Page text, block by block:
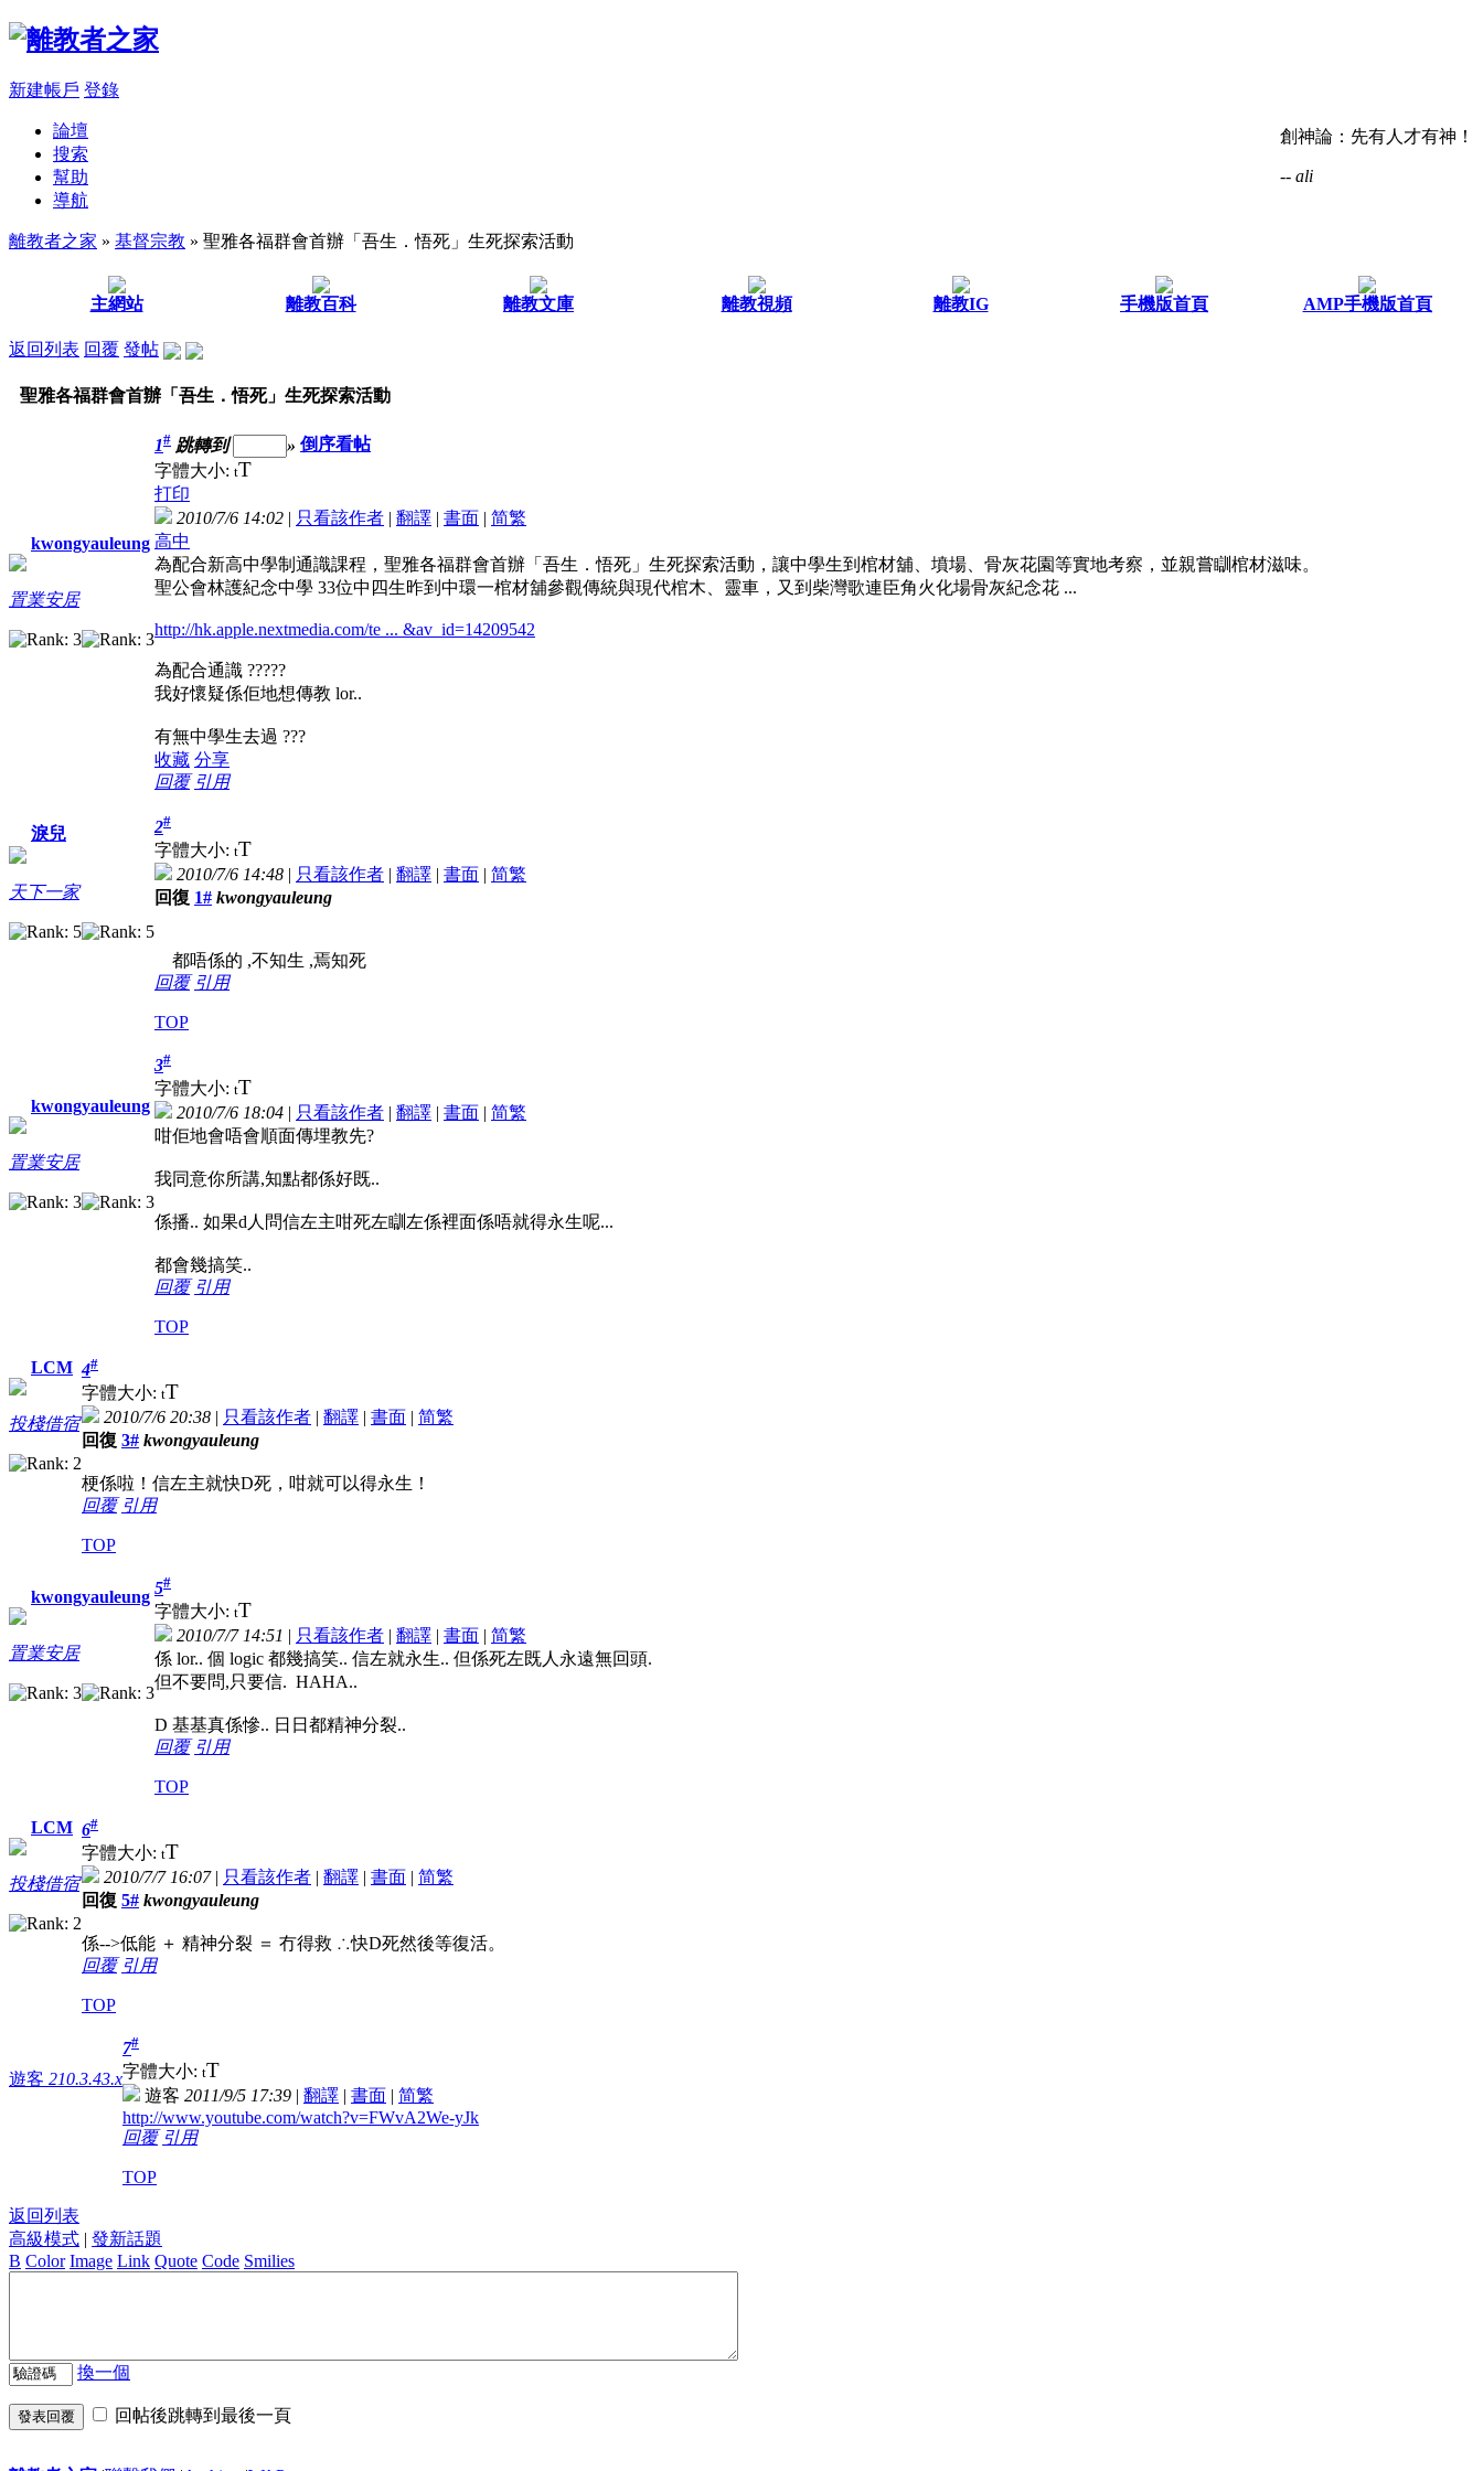
新建帳戶 登錄
創神論：先有人才有神！
-- ali
論壇
搜索
幫助
導航
離教者之家 » 基督宗教 » 聖雅各福群會首辦「吾生．悟死」生死探索活動
主網站 離教百科 離教文庫 離教視頻 離教IG 手機版首頁 AMP手機版首頁
返回列表 回覆 發帖
聖雅各福群會首辦「吾生．悟死」生死探索活動
kwongyauleung
置業安居
1# 跳轉到 » 倒序看帖
字體大小: tT
打印
2010/7/6 14:02 | 只看該作者 | 翻譯 | 書面 | 简繁
高中
為配合新高中學制通識課程，聖雅各福群會首辦「吾生．悟死」生死探索活動，讓中學生到棺材舖、墳場、骨灰花園等實地考察，並親嘗瞓棺材滋味。
聖公會林護紀念中學 33位中四生昨到中環一棺材舖參觀傳統與現代棺木、靈車，又到柴灣歌連臣角火化場骨灰紀念花 ...
http://hk.apple.nextmedia.com/te ... &av_id=14209542
為配合通識 ?????
我好懷疑係佢地想傳教 lor..
有無中學生去過 ???
收藏 分享
回覆 引用
淚兒
天下一家
2#
字體大小: tT
2010/7/6 14:48 | 只看該作者 | 翻譯 | 書面 | 简繁
回復 1# kwongyauleung
都唔係的 ,不知生 ,焉知死
回覆 引用
TOP
kwongyauleung
置業安居
3#
字體大小: tT
2010/7/6 18:04 | 只看該作者 | 翻譯 | 書面 | 简繁
咁佢地會唔會順面傳埋教先?
我同意你所講,知點都係好既..
係播.. 如果d人問信左主咁死左瞓左係裡面係唔就得永生呢...
都會幾搞笑..
回覆 引用
TOP
LCM
投棧借宿
4#
字體大小: tT
2010/7/6 20:38 | 只看該作者 | 翻譯 | 書面 | 简繁
回復 3# kwongyauleung
梗係啦！信左主就快D死，咁就可以得永生！
回覆 引用
TOP
kwongyauleung
置業安居
5#
字體大小: tT
2010/7/7 14:51 | 只看該作者 | 翻譯 | 書面 | 简繁
係 lor.. 個 logic 都幾搞笑.. 信左就永生.. 但係死左既人永遠無回頭.
但不要問,只要信. HAHA..
D 基基真係慘.. 日日都精神分裂..
回覆 引用
TOP
LCM
投棧借宿
6#
字體大小: tT
2010/7/7 16:07| 只看該作者 | 翻譯 | 書面 | 简繁
回復 5# kwongyauleung
係-->低能 ＋ 精神分裂 ＝ 冇得救 ∴快D死然後等復活。
回覆 引用
TOP
遊客 210.3.43.x
7#
字體大小: tT
遊客 2011/9/5 17:39 | 翻譯 | 書面 | 简繁
http://www.youtube.com/watch?v=FWvA2We-yJk
回覆 引用
TOP
返回列表
高級模式 | 發新話題
B Color Image Link Quote Code Smilies
換一個
發表回覆 回帖後跳轉到最後一頁